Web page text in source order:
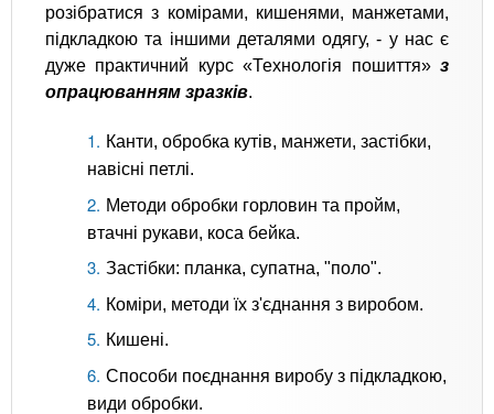
розібратися з комірами, кишенями, манжетами,
підкладкою та іншими деталями одягу, - у нас є
дуже практичний курс «Технологія пошиття» з
опрацюванням зразків.
Канти, обробка кутів, манжети, застібки,
навісні петлі.
Методи обробки горловин та пройм,
втачні рукави, коса бейка.
Застібки: планка, супатна, "поло".
Коміри, методи їх з'єднання з виробом.
Кишені.
Способи поєднання виробу з підкладкою,
види обробки.